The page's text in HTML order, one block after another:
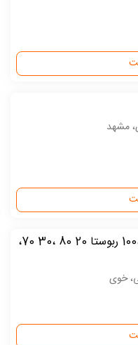
مشهد
قهوه 100عربیکا،100 ربوستا 20 80 ،30 70،
خوی